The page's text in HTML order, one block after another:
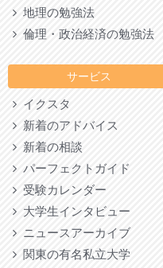
地理の勉強法
倫理・政治経済の勉強法
サービス
イクスタ
新着のアドバイス
新着の相談
パーフェクトガイド
受験カレンダー
大学生インタビュー
ニュースアーカイブ
関東の有名私立大学